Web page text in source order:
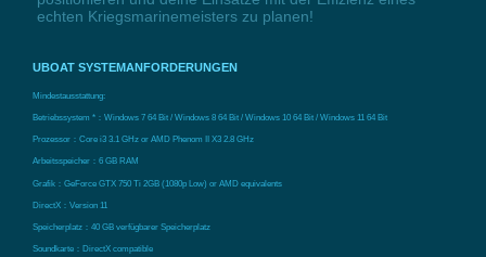
echten Kriegsmarinemeisters zu planen!
UBOAT SYSTEMANFORDERUNGEN
Mindestausstattung:
Betriebssystem *：Windows 7 64 Bit / Windows 8 64 Bit / Windows 10 64 Bit / Windows 11 64 Bit
Prozessor：Core i3 3.1 GHz or AMD Phenom II X3 2.8 GHz
Arbeitsspeicher：6 GB RAM
Grafik：GeForce GTX 750 Ti 2GB (1080p Low) or AMD equivalents
DirectX：Version 11
Speicherplatz：40 GB verfügbarer Speicherplatz
Soundkarte：DirectX compatible